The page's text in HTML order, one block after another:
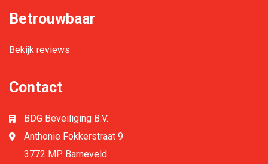
Betrouwbaar
Bekijk reviews
Contact
BDG Beveiliging B.V.
Anthonie Fokkerstraat 9
3772 MP Barneveld